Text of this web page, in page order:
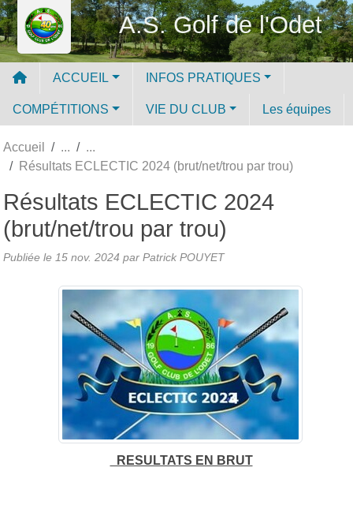
A.S. Golf de l'Odet
ACCUEIL INFOS PRATIQUES
COMPÉTITIONS VIE DU CLUB Les équipes
Accueil
Résultats ECLECTIC 2024 (brut/net/trou par trou)
Résultats ECLECTIC 2024
(brut/net/trou par trou)
Publiée le 15 nov. 2024 par Patrick POUYET
RESULTATS EN BRUT
Panneau de gestion des cookies